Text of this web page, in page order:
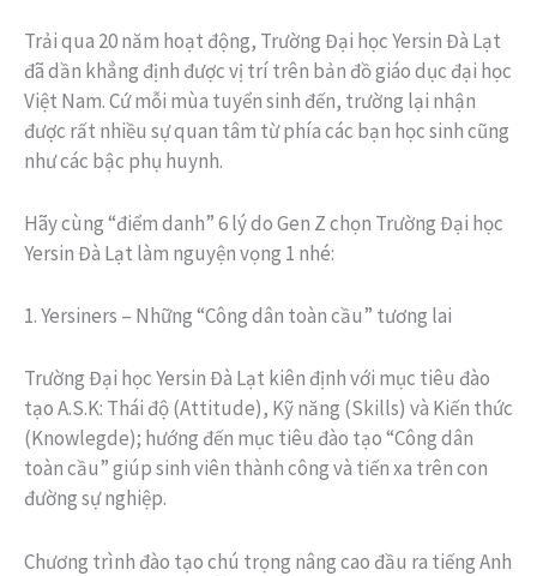
Trải qua 20 năm hoạt động, Trường Đại học Yersin Đà Lạt
đã dần khẳng định được vị trí trên bản đồ giáo dục đại học
Việt Nam. Cứ mỗi mùa tuyển sinh đến, trường lại nhận
được rất nhiều sự quan tâm từ phía các bạn học sinh cũng
như các bậc phụ huynh.
Hãy cùng “điểm danh” 6 lý do Gen Z chọn Trường Đại học
Yersin Đà Lạt làm nguyện vọng 1 nhé:
1. Yersiners – Những “Công dân toàn cầu” tương lai
Trường Đại học Yersin Đà Lạt kiên định với mục tiêu đào
tạo A.S.K: Thái độ (Attitude), Kỹ năng (Skills) và Kiến thức
(Knowlegde); hướng đến mục tiêu đào tạo “Công dân
toàn cầu” giúp sinh viên thành công và tiến xa trên con
đường sự nghiệp.
Chương trình đào tạo chú trọng nâng cao đầu ra tiếng Anh